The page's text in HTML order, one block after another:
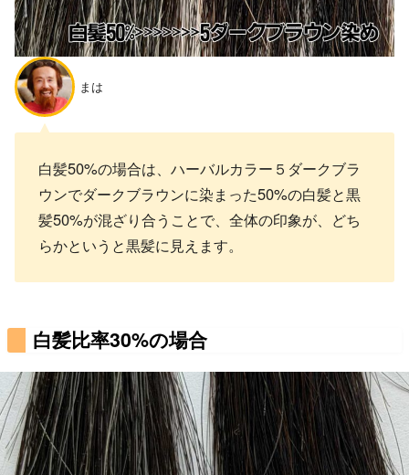
まは
白髪50%の場合は、ハーバルカラー５ダークブラ
ウンでダークブラウンに染まった50%の白髪と黒
髪50%が混ざり合うことで、全体の印象が、どち
らかというと黒髪に見えます。
白髪比率30%の場合